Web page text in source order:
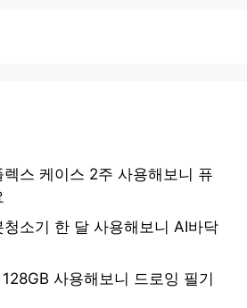
스 케이스 2주 사용해보니 퓨
소기 한 달 사용해보니 AI바닥
사용해보니 드로잉 필기